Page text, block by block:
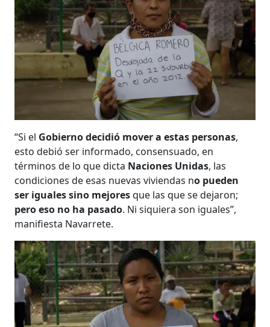
“Si el Gobierno decidió mover a estas personas,
esto debió ser informado, consensuado, en
términos de lo que dicta Naciones Unidas, las
condiciones de esas nuevas viviendas no pueden
ser iguales sino mejoresque las que se dejaron;
pero eso no ha pasado. Ni siquiera son iguales”,
manifiesta Navarrete.